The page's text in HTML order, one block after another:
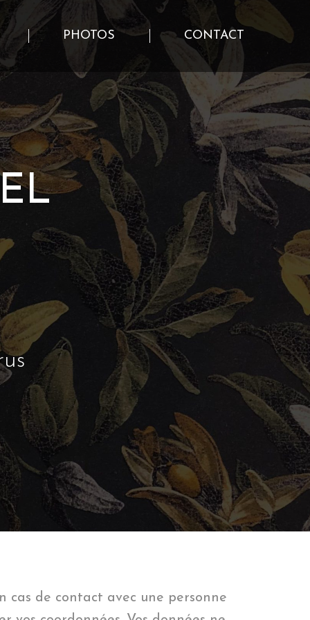
PHOTOS CONTACT
de contact avec une personne
PHOTOS CONTACT